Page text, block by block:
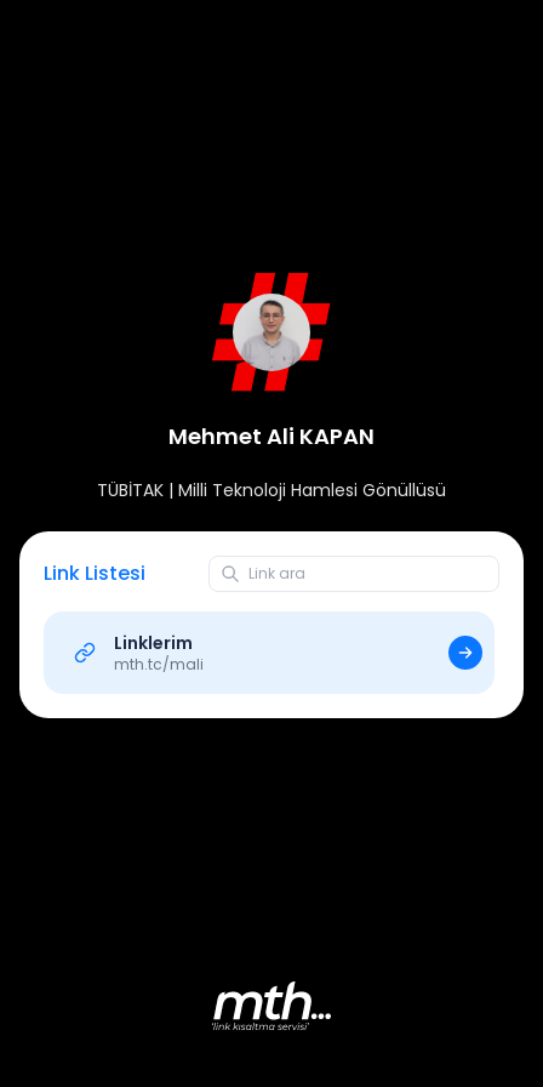
Mehmet Ali KAPAN
TÜBİTAK | Milli Teknoloji Hamlesi Gönüllüsü
Link Listesi
Linklerim
mth.tc/mali